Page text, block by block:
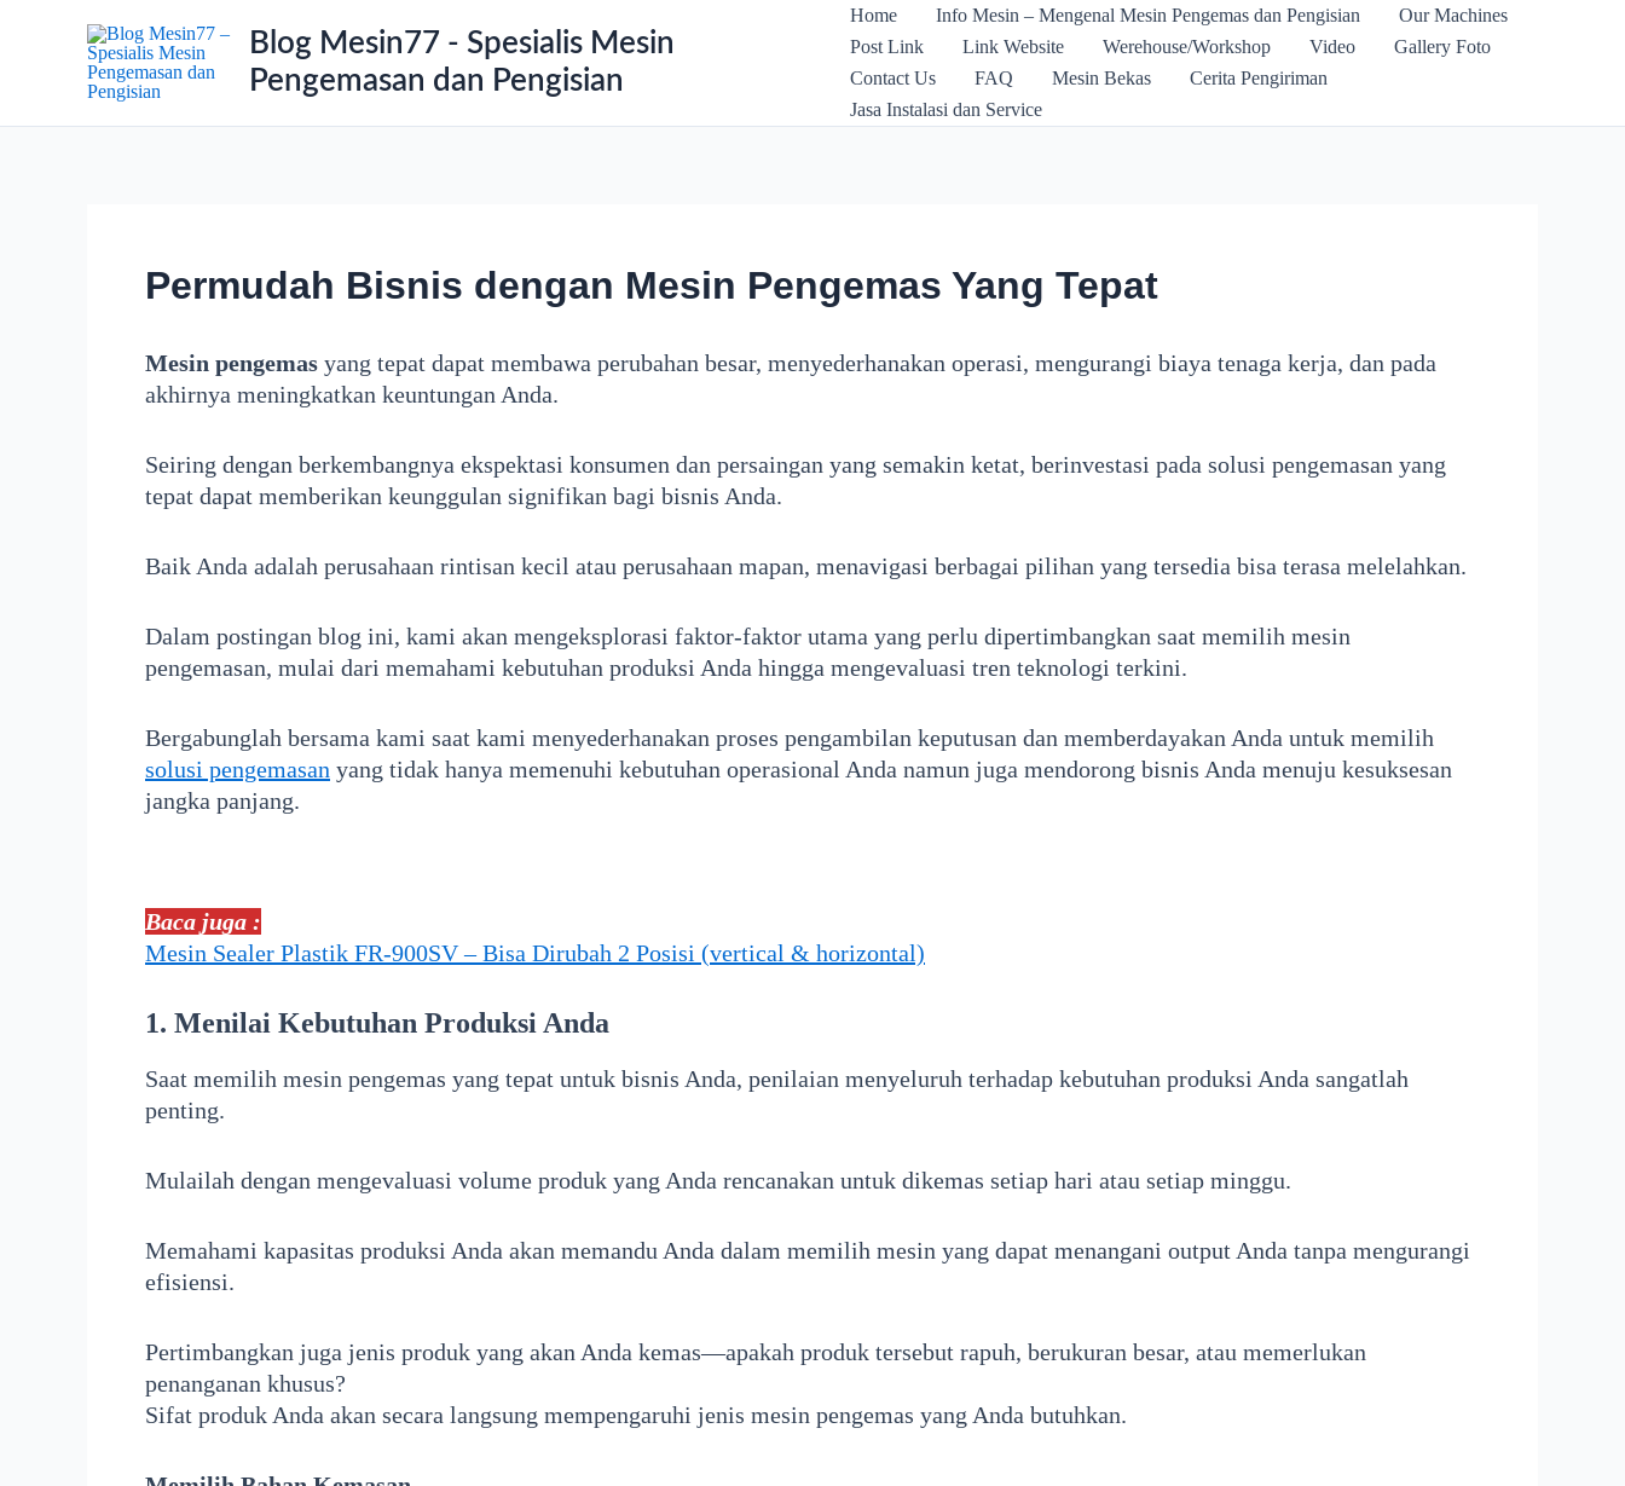
Blog Mesin77 - Spesialis Mesin
Pengemasan dan Pengisian
Home Info Mesin – Mengenal Mesin Pengemas dan Pengisian
Our Machines
Post Link
Link Website Werehouse/Workshop Video
Gallery Foto
Contact Us
FAQ Mesin Bekas
Cerita Pengiriman
Jasa Instalasi dan Service
Permudah Bisnis dengan Mesin Pengemas Yang Tepat
Mesin pengemas yang tepat dapat membawa perubahan besar, menyederhanakan operasi, mengurangi biaya tenaga kerja, dan pada
akhirnya meningkatkan keuntungan Anda.
Seiring dengan berkembangnya ekspektasi konsumen dan persaingan yang semakin ketat, berinvestasi pada solusi pengemasan yang
tepat dapat memberikan keunggulan signifikan bagi bisnis Anda.
Baik Anda adalah perusahaan rintisan kecil atau perusahaan mapan, menavigasi berbagai pilihan yang tersedia bisa terasa melelahkan.
Dalam postingan blog ini, kami akan mengeksplorasi faktor-faktor utama yang perlu dipertimbangkan saat memilih mesin
pengemasan, mulai dari memahami kebutuhan produksi Anda hingga mengevaluasi tren teknologi terkini.
Bergabunglah bersama kami saat kami menyederhanakan proses pengambilan keputusan dan memberdayakan Anda untuk memilih
solusi pengemasan yang tidak hanya memenuhi kebutuhan operasional Anda namun juga mendorong bisnis Anda menuju kesuksesan
jangka panjang.
Baca juga :
Mesin Sealer Plastik FR-900SV – Bisa Dirubah 2 Posisi (vertical & horizontal)
1. Menilai Kebutuhan Produksi Anda
Saat memilih mesin pengemas yang tepat untuk bisnis Anda, penilaian menyeluruh terhadap kebutuhan produksi Anda sangatlah
penting.
Mulailah dengan mengevaluasi volume produk yang Anda rencanakan untuk dikemas setiap hari atau setiap minggu.
Memahami kapasitas produksi Anda akan memandu Anda dalam memilih mesin yang dapat menangani output Anda tanpa mengurangi
efisiensi.
Pertimbangkan juga jenis produk yang akan Anda kemas—apakah produk tersebut rapuh, berukuran besar, atau memerlukan
penanganan khusus?
Sifat produk Anda akan secara langsung mempengaruhi jenis mesin pengemas yang Anda butuhkan.